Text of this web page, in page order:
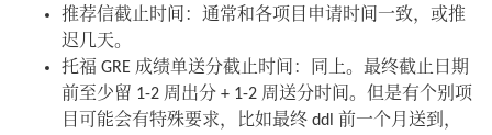
推荐信截止时间：通常和各项目申请时间一致，或推
迟几天。
托福 GRE 成绩单送分截止时间：同上。最终截止日期
前至少留 1-2 周出分 + 1-2 周送分时间。但是有个别项
目可能会有特殊要求，比如最终 ddl 前一个月送到，